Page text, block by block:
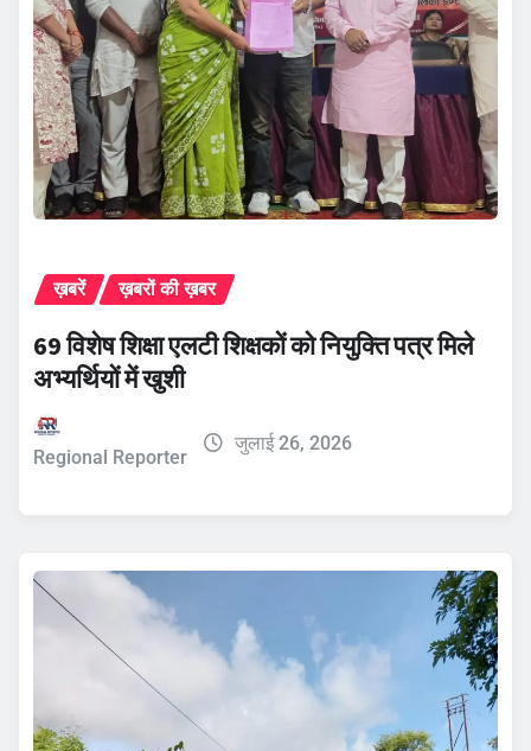
ख़बरें ख़बरों की ख़बर
69 विशेष शिक्षा एलटी शिक्षकों को नियुक्ति पत्र मिले
अभ्यर्थियों में खुशी
Regional Reporter
जुलाई 26, 2026